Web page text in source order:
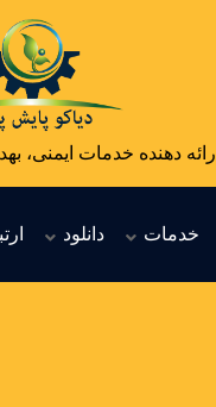
ارائه دهنده خدمات
خدمات دانلود